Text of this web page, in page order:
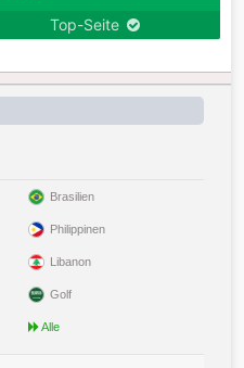
Top-Seite
Brasilien
Philippinen
Libanon
Golf
Alle